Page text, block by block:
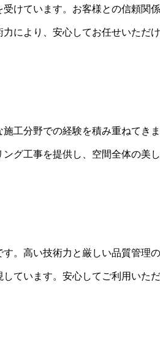
けています。お客様との信頼関係
により、安心してお任せいただ
工分野での経験を積み重ねてき
グ工事を提供し、空間全体の美
。高い技術力と厳しい品質管理
ています。安心してご利用いた